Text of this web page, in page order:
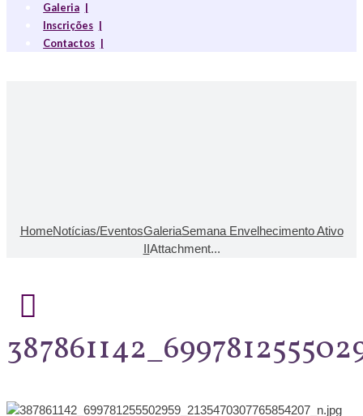
Galeria
Inscrições
Contactos
HomeNotícias/EventosGaleriaSemana Envelhecimento Ativo
IIAttachment...